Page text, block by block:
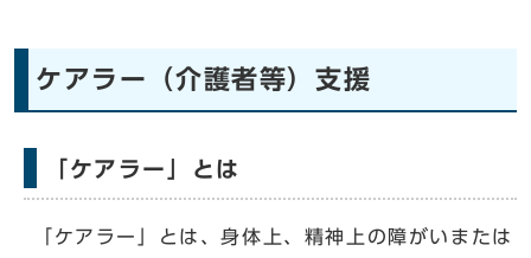
ケアラー（介護者等）支援
「ケアラー」とは
「ケアラー」とは、身体上、精神上の障がいまたは